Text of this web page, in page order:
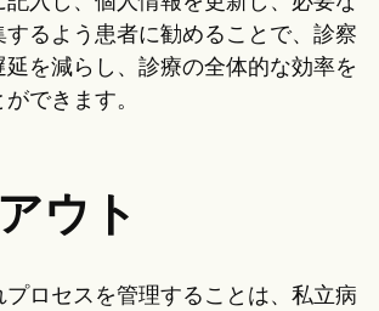
するよう患者に勧めることで、診察
延を減らし、診療の全体的な効率を
できます。
ウト
ロセスを管理することは、私立病